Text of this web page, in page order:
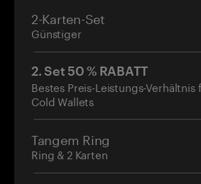
2-Karten-Set
Günstiger
2. Set 50 % RABATT
Bestes Preis-Leistungs-Verhältnis
Cold Wallets
Tangem Ring
Ring & 2 Karten